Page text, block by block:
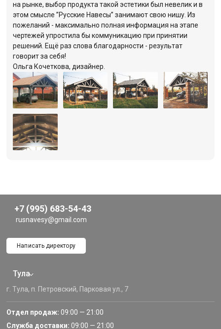
на рынке, выбор продукта такой эстетики был невелик и в
этом смысле ”Русские Навесы” занимают свою нишу. Из
пожеланий - максимально полная информация на этапе
чертежей упростила бы коммуникацию при принятии
решений. Ещё раз слова благодарности - результат
говорит за себя!
Ольга Кочеткова, дизайнер.
+7 (995) 683-54-43
rusnavesy@gmail.com
Написать директору
Тула
г. Тула, п. Петровский, Парковая ул., 7
Отдел продаж: 09:00 — 21:00
Служба доставки: 09:00 — 21:00